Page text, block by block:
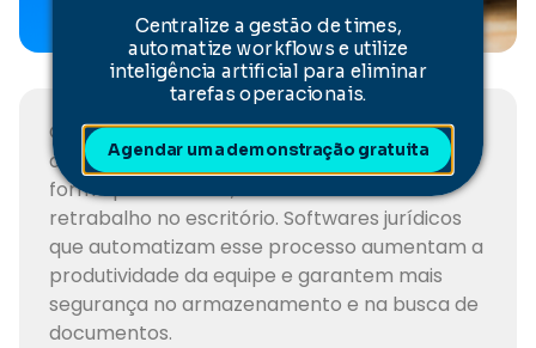
Centralize a gestão de times,
automatize workflows e utilize
inteligência artificial para eliminar
tarefas operacionais.
Agendar uma demonstração gratuita
Gestão de documentos jurídicos é o processo
de organizar, nomear e indexar arquivos de
forma padronizada, reduzindo erros e
retrabalho no escritório. Softwares jurídicos
que automatizam esse processo aumentam a
produtividade da equipe e garantem mais
segurança no armazenamento e na busca de
documentos.